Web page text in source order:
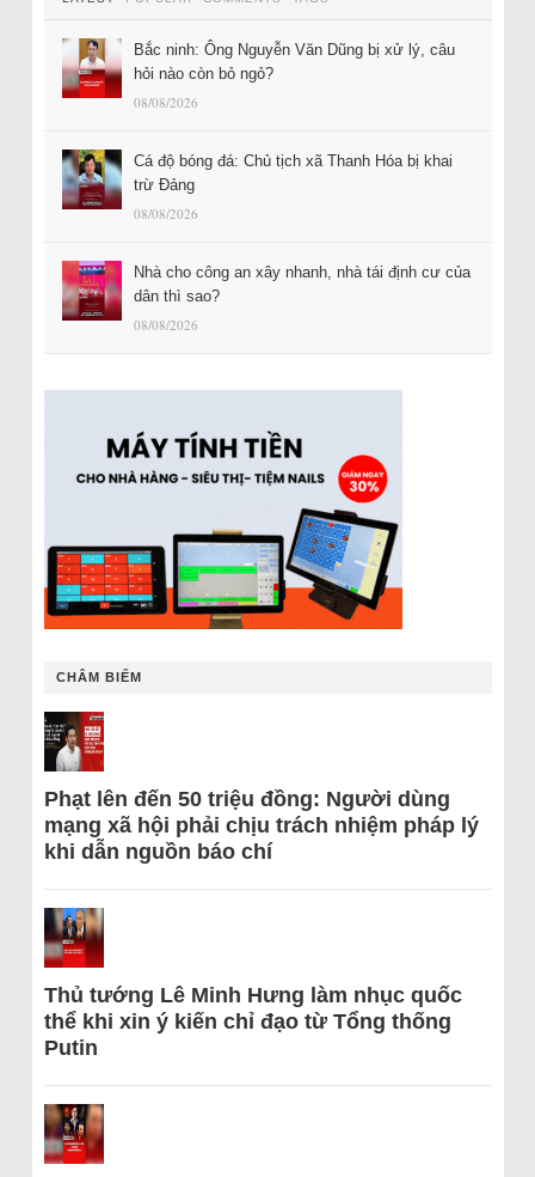
Bắc ninh: Ông Nguyễn Văn Dũng bị xử lý, câu
hỏi nào còn bỏ ngỏ?
08/08/2026
Cá độ bóng đá: Chủ tịch xã Thanh Hóa bị khai
trừ Đảng
08/08/2026
Nhà cho công an xây nhanh, nhà tái định cư của
dân thì sao?
08/08/2026
CHÂM BIẾM
Phạt lên đến 50 triệu đồng: Người dùng
mạng xã hội phải chịu trách nhiệm pháp lý
khi dẫn nguồn báo chí
Thủ tướng Lê Minh Hưng làm nhục quốc
thể khi xin ý kiến chỉ đạo từ Tổng thống
Putin